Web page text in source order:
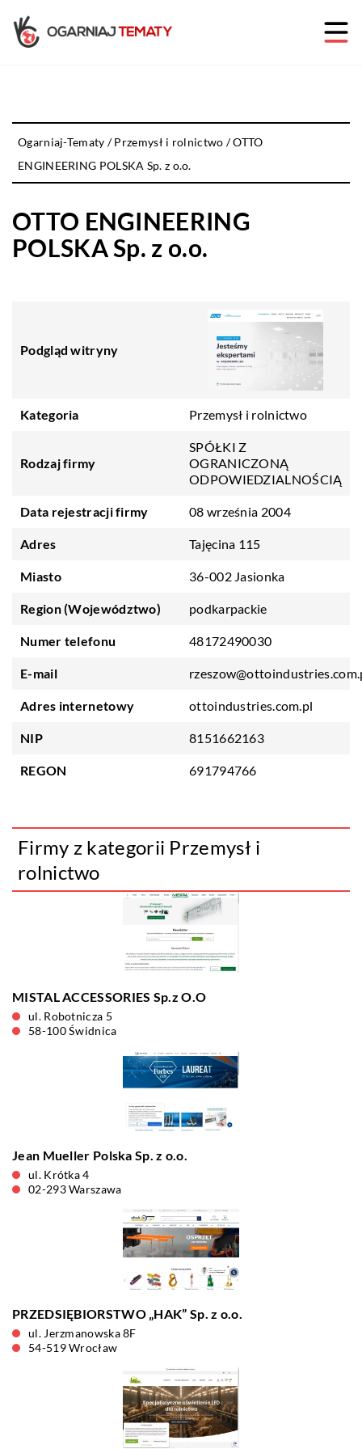
Ogarniaj-Tematy /Przemysł i rolnictwo /OTTO
ENGINEERING POLSKA Sp. z o.o.
OTTO ENGINEERING
POLSKA Sp. z o.o.
Podgląd witryny
Kategoria Przemysł i rolnictwo
Rodzaj firmy
SPÓŁKI Z
OGRANICZONĄ
ODPOWIEDZIALNOŚCIĄ
Data rejestracji firmy 08 września 2004
Adres Tajęcina 115
Miasto 36-002 Jasionka
Region (Województwo) podkarpackie
Numer telefonu 48172490030
E-mail
Adres internetowy ottoindustries.com.pl
NIP 8151662163
REGON 691794766
Firmy z kategorii Przemysł i
rolnictwo
MISTAL ACCESSORIES Sp.z O.O
ul. Robotnicza 5
58-100 Świdnica
Jean Mueller Polska Sp. z o.o.
ul. Krótka 4
02-293 Warszawa
PRZEDSIĘBIORSTWO „HAK” Sp. z o.o.
ul. Jerzmanowska 8F
54-519 Wrocław